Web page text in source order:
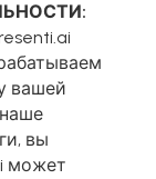
вашей
вы
может